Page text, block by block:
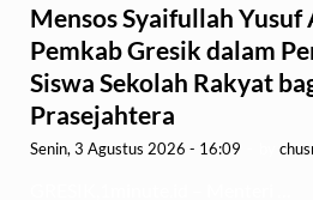
Mensos Syaifullah Yusuf
Pemkab Gresik dalam
Siswa Sekolah Rakyat
Prasejahtera
Senin, 3 Agustus 2026 - 16:09